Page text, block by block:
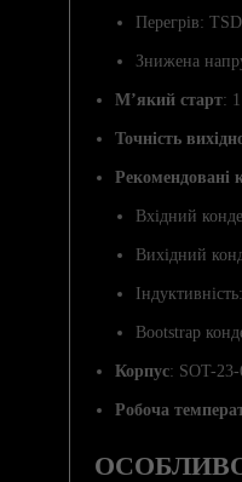
Перегрів:
Знижена
М’який старт:
Точність
Рекомендовані
Вхідний
Вихідний
Bootstrap
Корпус: SOT-
Робоча